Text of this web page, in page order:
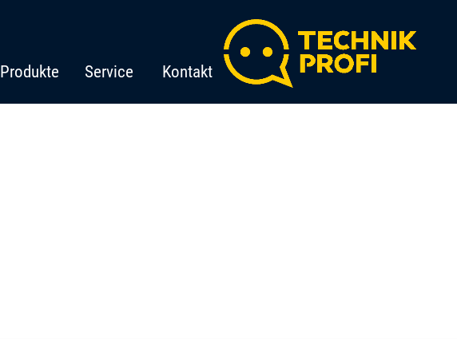
Produkte Service Kontakt